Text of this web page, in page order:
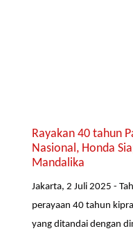
Rayakan 40 tahun
Nasional, Honda
Mandalika
Jakarta, 2 Juli 2025 -
perayaan 40 tahun
yang ditandai dengan